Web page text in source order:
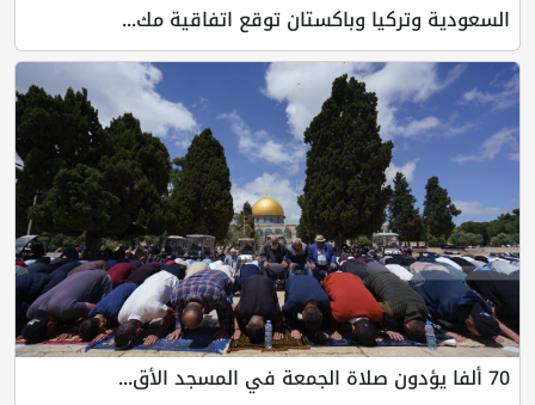
السعودية وتركيا وباكستان توقع اتفاقية مك...
70 ألفا يؤدون صلاة الجمعة في المسجد الأق...